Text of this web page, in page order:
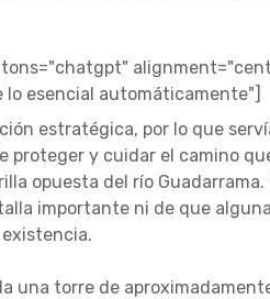
lo esencial automáticamente"]
estratégica, por lo que
proteger y cuidar el camino
opuesta del río
importante ni de que
una torre de